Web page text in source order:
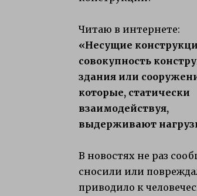
Читаю в интернете:
«Несущие
совокупность
здания или
которые, статически
взаимодействуя,
выдерживают
В новостях не раз
сносили или
приводило к